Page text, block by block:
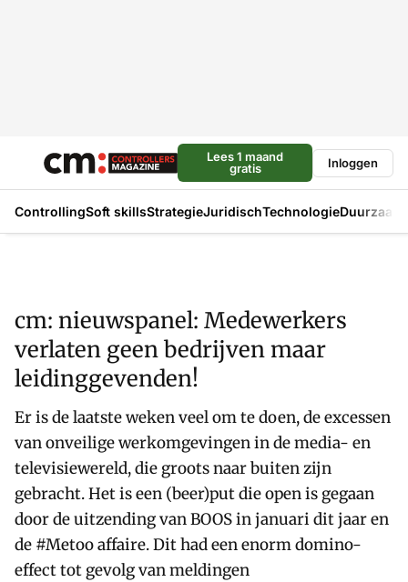
Lees 1 maand
gratis
Inloggen
ControllingSoft skillsStrategieJuridischTechnologie
cm: nieuwspanel: Medewerkers
verlaten geen bedrijven maar
leidinggevenden!
Er is de laatste weken veel om te doen, de excessen
van onveilige werkomgevingen in de media- en
televisiewereld, die groots naar buiten zijn
gebracht. Het is een (beer)put die open is gegaan
door de uitzending van BOOS in januari dit jaar en
de #Metoo affaire. Dit had een enorm domino-
effect tot gevolg van meldingen